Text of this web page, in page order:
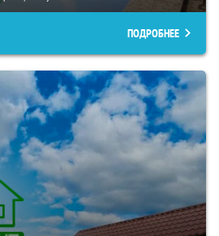
ПОДРОБНЕЕ